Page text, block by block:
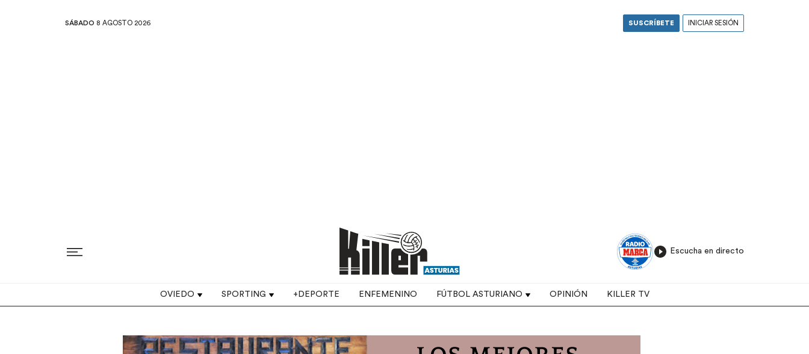
SÁBADO 8 AGOSTO 2026 SUSCRÍBETE INICIAR SESIÓN
Escucha en directo
Top navigation
OVIEDO SPORTING +DEPORTE ENFEMENINO FÚTBOL ASTURIANO OPINIÓN KILLER TV
Image